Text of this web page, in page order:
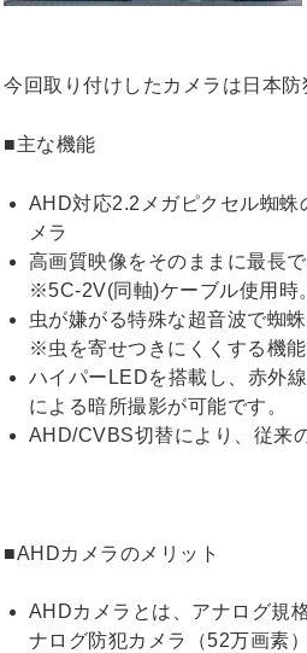
今回取り付けしたカメラは日本
■主な機能
AHD対応2.2メガピクセル蜘
メラ
高画質映像をそのままに最長
※5C-2V(同軸)ケーブル使用時
虫が嫌がる特殊な超音波で蜘
※虫を寄せつきにくくする機
ハイパーLEDを搭載し、赤外
による暗所撮影が可能です。
AHD/CVBS切替により、従来
■AHDカメラのメリット
AHDカメラとは、アナログ規
ナログ防犯カメラ（52万画素